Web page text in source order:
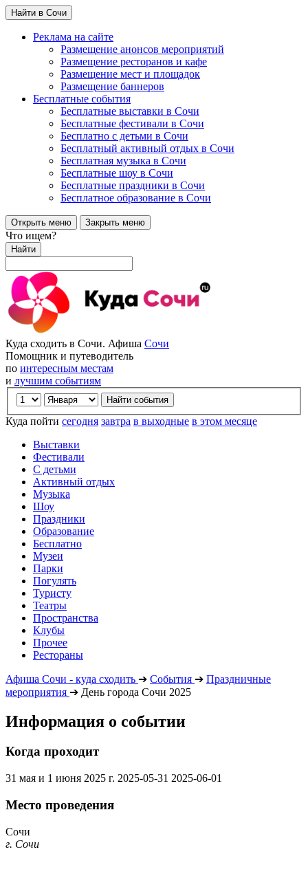
Найти в Сочи
Реклама на сайте
Размещение анонсов мероприятий
Размещение ресторанов и кафе
Размещение мест и площадок
Размещение баннеров
Бесплатные события
Бесплатные выставки в Сочи
Бесплатные фестивали в Сочи
Бесплатно с детьми в Сочи
Бесплатный активный отдых в Сочи
Бесплатная музыка в Сочи
Бесплатные шоу в Сочи
Бесплатные праздники в Сочи
Бесплатное образование в Сочи
Открыть меню Закрыть меню
Что ищем?
Найти
Куда сходить в Сочи. Афиша Сочи
Помощник и путеводитель
по интересным местам
и лучшим событиям
Куда пойти сегодня завтра в выходные в этом месяце
Выставки
Фестивали
С детьми
Активный отдых
Музыка
Шоу
Праздники
Образование
Бесплатно
Музеи
Парки
Погулять
Туристу
Театры
Пространства
Клубы
Прочее
Рестораны
Афиша Сочи - куда сходить ➔ События ➔ Праздничные
мероприятия ➔ День города Сочи 2025
Информация о событии
Когда проходит
31 мая и 1 июня 2025 г. 2025-05-31 2025-06-01
Место проведения
Сочи
г. Сочи